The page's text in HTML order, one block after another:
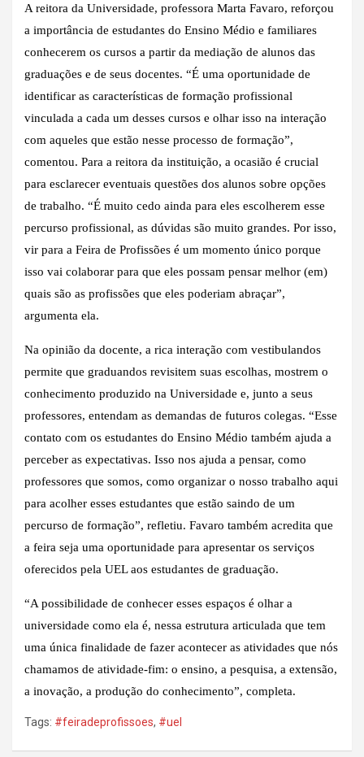
A reitora da Universidade, professora Marta Favaro, reforçou
a importância de estudantes do Ensino Médio e familiares
conhecerem os cursos a partir da mediação de alunos das
graduações e de seus docentes. “É uma oportunidade de
identificar as características de formação profissional
vinculada a cada um desses cursos e olhar isso na interação
com aqueles que estão nesse processo de formação”,
comentou. Para a reitora da instituição, a ocasião é crucial
para esclarecer eventuais questões dos alunos sobre opções
de trabalho. “É muito cedo ainda para eles escolherem esse
percurso profissional, as dúvidas são muito grandes. Por isso,
vir para a Feira de Profissões é um momento único porque
isso vai colaborar para que eles possam pensar melhor (em)
quais são as profissões que eles poderiam abraçar”,
argumenta ela.
Na opinião da docente, a rica interação com vestibulandos
permite que graduandos revisitem suas escolhas, mostrem o
conhecimento produzido na Universidade e, junto a seus
professores, entendam as demandas de futuros colegas. “Esse
contato com os estudantes do Ensino Médio também ajuda a
perceber as expectativas. Isso nos ajuda a pensar, como
professores que somos, como organizar o nosso trabalho aqui
para acolher esses estudantes que estão saindo de um
percurso de formação”, refletiu. Favaro também acredita que
a feira seja uma oportunidade para apresentar os serviços
oferecidos pela UEL aos estudantes de graduação.
“A possibilidade de conhecer esses espaços é olhar a
universidade como ela é, nessa estrutura articulada que tem
uma única finalidade de fazer acontecer as atividades que nós
chamamos de atividade-fim: o ensino, a pesquisa, a extensão,
a inovação, a produção do conhecimento”, completa.
Tags: #feiradeprofissoes, #uel